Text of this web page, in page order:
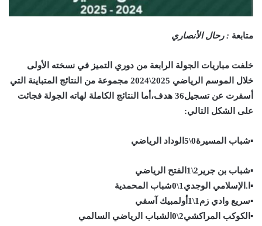
متابعة : رحال الأنصاري
خلفت مباريات الجولة الرابعة من دوري التميز في نسخته الأولى
خلال الموسم الرياضي 2025\2024 مجموعة من النتائج المتباينة التي
أسفرت عن تسجيل36 هدف،أما النتائج الكاملة لهاته الجولة فجائت
على الشكل التالي:
▪︎شباب المسيرة0\5الوداد الرياضي
▪︎شباب بن جرير2\1الفتح الرياضي
▪︎ا.الإسلامي الوجدي1\0شباب المحمدية
▪︎سريع وادي زم1\1أولمبيك آسفي
▪︎الكوكب المراكشي2\0الشباب الرياضي السالمي